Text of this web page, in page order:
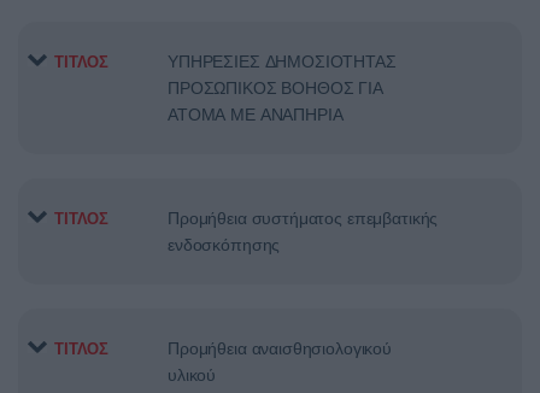
ΤΙΤΛΟΣ
ΥΠΗΡΕΣΙΕΣ ΔΗΜΟΣΙΟΤΗΤΑΣ
ΠΡΟΣΩΠΙΚΟΣ ΒΟΗΘΟΣ ΓΙΑ
ΑΤΟΜΑ ΜΕ ΑΝΑΠΗΡΙΑ
ΤΙΤΛΟΣ
Προμήθεια συστήματος επεμβατικής
ενδοσκόπησης
ΤΙΤΛΟΣ
Προμήθεια αναισθησιολογικού
υλικού